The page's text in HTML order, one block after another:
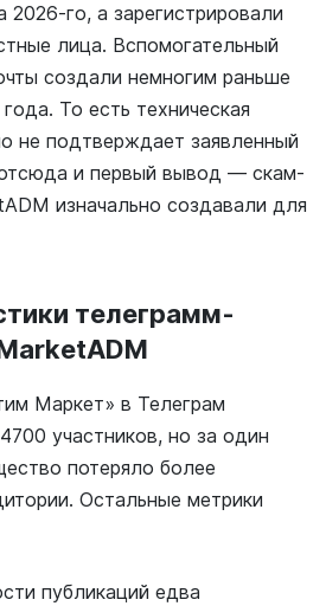
2026-го, а зарегистрировали
лица. Вспомогательный
создали немногим раньше
То есть техническая
не подтверждает заявленный
и первый вывод — скам-
изначально создавали для
телеграмм-
Маркет» в Телеграм
участников, но за один
потеряло более
Остальные метрики
публикаций едва